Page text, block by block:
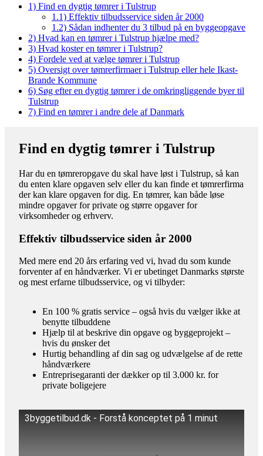
1) Find en dygtig tømrer i Tulstrup
1.1) Effektiv tilbudsservice siden år 2000
1.2) Sådan indhenter du 3 tilbud på en byggeopgave
2) Hvad kan en tømrer i Tulstrup hjælpe med?
3) Hvad koster en tømrer i Tulstrup?
4) Fordele ved at vælge tømrer i Tulstrup
5) Oversigt over tømrerfirmaer i Tulstrup eller hele Ikast-
Brande Kommune
6) Søg efter en dygtig tømrer i de omkringliggende byer til
Tulstrup
7) Find en tømrer i andre dele af Danmark
Find en dygtig tømrer i Tulstrup
Har du en tømreropgave du skal have løst i Tulstrup, så kan
du enten klare opgaven selv eller du kan finde et tømrerfirma
der kan klare opgaven for dig. En tømrer, kan både løse
mindre opgaver for private og større opgaver for
virksomheder og erhverv.
Effektiv tilbudsservice siden år 2000
Med mere end 20 års erfaring ved vi, hvad du som kunde
forventer af en håndværker. Vi er ubetinget Danmarks største
og mest erfarne tilbudsservice, og vi tilbyder:
En 100 % gratis service – også hvis du vælger ikke at
benytte tilbuddene
Hjælp til at beskrive din opgave og byggeprojekt –
hvis du ønsker det
Hurtig behandling af din sag og udvælgelse af de rette
håndværkere
Entreprisegaranti der dækker op til 3.000 kr. for
private boligejere
3byggetilbud.dk - Forstå konceptet på 1 minut